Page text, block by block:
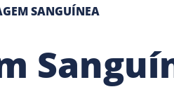
SANGUÍNEA